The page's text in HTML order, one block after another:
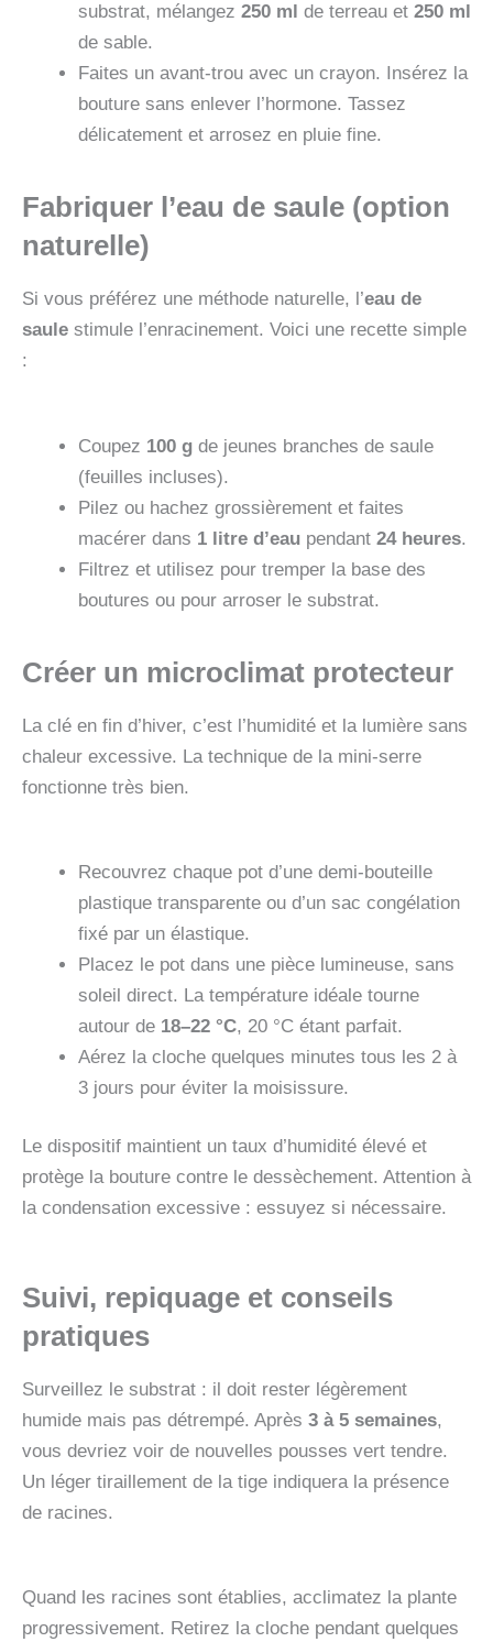
substrat, mélangez 250 ml de terreau et 250 ml
de sable.
Faites un avant-trou avec un crayon. Insérez la
bouture sans enlever l’hormone. Tassez
délicatement et arrosez en pluie fine.
Fabriquer l’eau de saule (option
naturelle)
Si vous préférez une méthode naturelle, l’eau de
saule stimule l’enracinement. Voici une recette simple
:
Coupez 100 g de jeunes branches de saule
(feuilles incluses).
Pilez ou hachez grossièrement et faites
macérer dans 1 litre d’eau pendant 24 heures.
Filtrez et utilisez pour tremper la base des
boutures ou pour arroser le substrat.
Créer un microclimat protecteur
La clé en fin d’hiver, c’est l’humidité et la lumière sans
chaleur excessive. La technique de la mini-serre
fonctionne très bien.
Recouvrez chaque pot d’une demi-bouteille
plastique transparente ou d’un sac congélation
fixé par un élastique.
Placez le pot dans une pièce lumineuse, sans
soleil direct. La température idéale tourne
autour de 18–22 °C, 20 °C étant parfait.
Aérez la cloche quelques minutes tous les 2 à
3 jours pour éviter la moisissure.
Le dispositif maintient un taux d’humidité élevé et
protège la bouture contre le dessèchement. Attention à
la condensation excessive : essuyez si nécessaire.
Suivi, repiquage et conseils
pratiques
Surveillez le substrat : il doit rester légèrement
humide mais pas détrempé. Après 3 à 5 semaines,
vous devriez voir de nouvelles pousses vert tendre.
Un léger tiraillement de la tige indiquera la présence
de racines.
Quand les racines sont établies, acclimatez la plante
progressivement. Retirez la cloche pendant quelques